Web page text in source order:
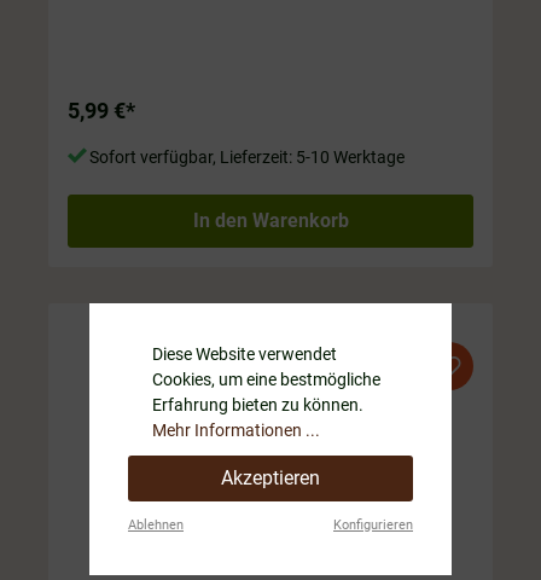
5,99 €*
Sofort verfügbar, Lieferzeit: 5-10 Werktage
In den Warenkorb
Diese Website verwendet
Cookies, um eine bestmögliche
Erfahrung bieten zu können.
Mehr Informationen ...
Akzeptieren
Ablehnen Konfigurieren